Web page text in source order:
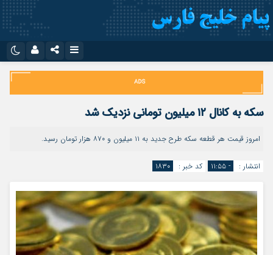
اینستاگرام
تلگرام
سروش
ایتا
نام کاربری یا نشانی ایمیل
مرا به خاطر بسپار
سکه به کانال ۱۲ میلیون تومانی نزدیک شد
امروز قیمت هر قطعه سکه طرح جدید به ۱۱ میلیون و ۸۷۰ هزار تومان رسید.
انتشار : - ۱۱:۵۵ کد خبر : ۱۸۳۰